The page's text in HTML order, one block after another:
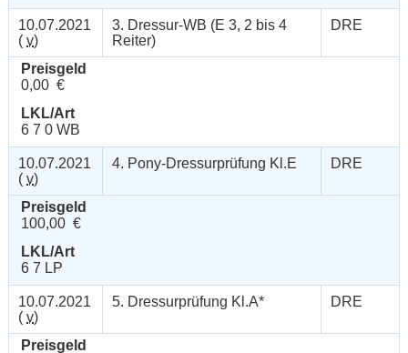
10.07.2021
( v)
3. Dressur-WB (E 3, 2 bis 4
Reiter)
DRE
Preisgeld
0,00 €
LKL/Art
6 7 0 WB
10.07.2021
( v)
4. Pony-Dressurprüfung Kl.E DRE
Preisgeld
100,00 €
LKL/Art
6 7 LP
10.07.2021
( v)
5. Dressurprüfung Kl.A* DRE
Preisgeld